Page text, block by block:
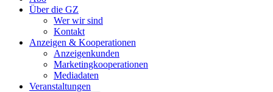
Über die GZ
Wer wir sind
Kontakt
Anzeigen & Kooperationen
Anzeigenkunden
Marketingkooperationen
Mediadaten
Veranstaltungen